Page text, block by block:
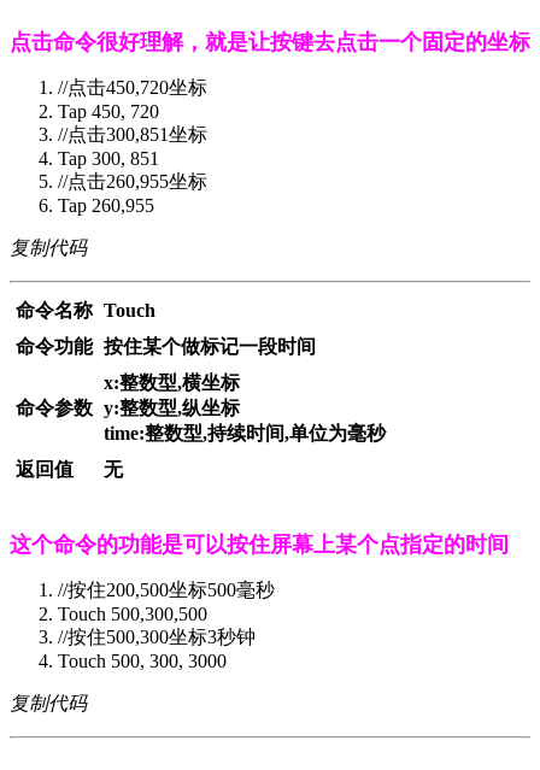
点击命令很好理解，就是让按键去点击一个固定的坐标
//点击450,720坐标
Tap 450, 720
//点击300,851坐标
Tap 300, 851
//点击260,955坐标
Tap 260,955
复制代码
命令名称 Touch
命令功能 按住某个做标记一段时间
命令参数
x:整数型,横坐标
y:整数型,纵坐标
time:整数型,持续时间,单位为毫秒
返回值
无
这个命令的功能是可以按住屏幕上某个点指定的时间
//按住200,500坐标500毫秒
Touch 500,300,500
//按住500,300坐标3秒钟
Touch 500, 300, 3000
复制代码